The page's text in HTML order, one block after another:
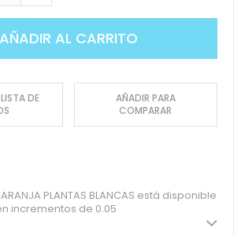
AÑADIR AL CARRITO
DE
AÑADIR PARA
COMPARAR
PLANTAS BLANCAS está disponible
incrementos de 0.05